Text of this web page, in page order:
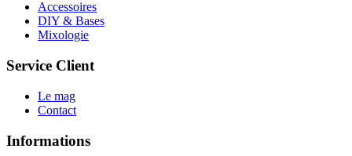
Accessoires
DIY & Bases
Mixologie
Service Client
Le mag
Contact
Informations